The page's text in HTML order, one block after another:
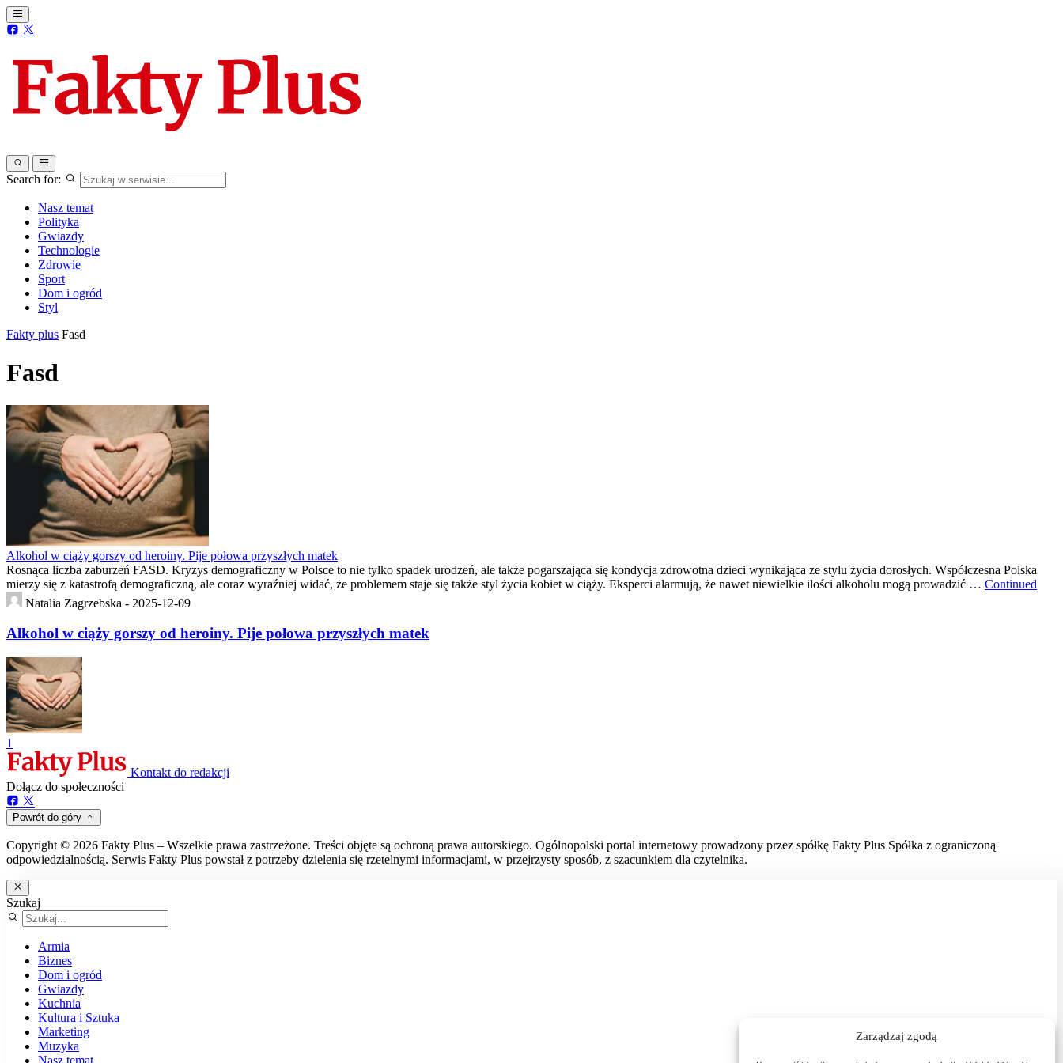
Zarządzaj zgodą
Search for:
Nasz temat
Polityka
Gwiazdy
Technologie
Zdrowie
Sport
Dom i ogród
Styl
Fakty plus Fasd
Fasd
Alkohol w ciąży gorszy od heroiny. Pije połowa przyszłych matek
Rosnąca liczba zaburzeń FASD. Kryzys demograficzny w Polsce to nie tylko spadek urodzeń, ale także pogarszająca się kondycja zdrowotna dzieci wynikająca ze stylu życia dorosłych. Współczesna Polska
mierzy się z katastrofą demograficzną, ale coraz wyraźniej widać, że problemem staje się także styl życia kobiet w ciąży. Eksperci alarmują, że nawet niewielkie ilości alkoholu mogą prowadzić … Continued
Natalia Zagrzebska - 2025-12-09
Alkohol w ciąży gorszy od heroiny. Pije połowa przyszłych matek
1
Kontakt do redakcji
Dołącz do społeczności
Powrót do góry
Copyright © 2026 Fakty Plus – Wszelkie prawa zastrzeżone. Treści objęte są ochroną prawa autorskiego. Ogólnopolski portal internetowy prowadzony przez spółkę Fakty Plus Spółka z ograniczoną
odpowiedzialnością. Serwis Fakty Plus powstał z potrzeby dzielenia się rzetelnymi informacjami, w przejrzysty sposób, z szacunkiem dla czytelnika.
Szukaj
Armia
Biznes
Dom i ogród
Gwiazdy
Kuchnia
Kultura i Sztuka
Marketing
Muzyka